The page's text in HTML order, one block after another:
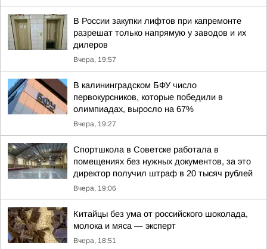
В России закупки лифтов при капремонте
разрешат только напрямую у заводов и их
дилеров
Вчера, 19:57
В калининградском БФУ число
первокурсников, которые победили в
олимпиадах, выросло на 67%
Вчера, 19:27
Спортшкола в Советске работала в
помещениях без нужных документов, за это
директор получил штраф в 20 тысяч рублей
Вчера, 19:06
Китайцы без ума от российского шоколада,
молока и мяса — эксперт
Вчера, 18:51